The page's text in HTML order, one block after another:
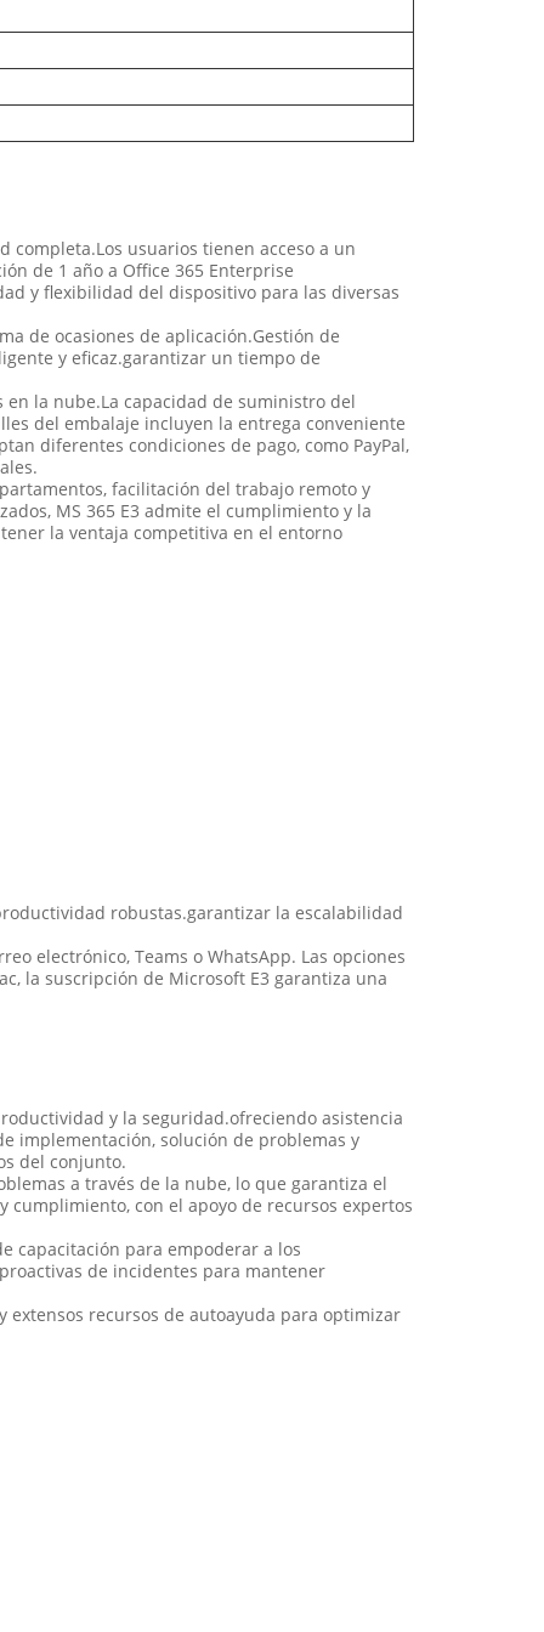
completa.Los usuarios tienen acceso a un
de 1 año a Office 365 Enterprise
y flexibilidad del dispositivo para las diversas
de ocasiones de aplicación.Gestión de
y eficaz.garantizar un tiempo de
en la nube.La capacidad de suministro del
del embalaje incluyen la entrega conveniente
diferentes condiciones de pago, como PayPal,
facilitación del trabajo remoto y
MS 365 E3 admite el cumplimiento y la
la ventaja competitiva en el entorno
robustas.garantizar la escalabilidad
electrónico, Teams o WhatsApp. Las opciones
la suscripción de Microsoft E3 garantiza una
y la seguridad.ofreciendo asistencia
implementación, solución de problemas y
del conjunto.
a través de la nube, lo que garantiza el
con el apoyo de recursos expertos
capacitación para empoderar a los
de incidentes para mantener
extensos recursos de autoayuda para optimizar